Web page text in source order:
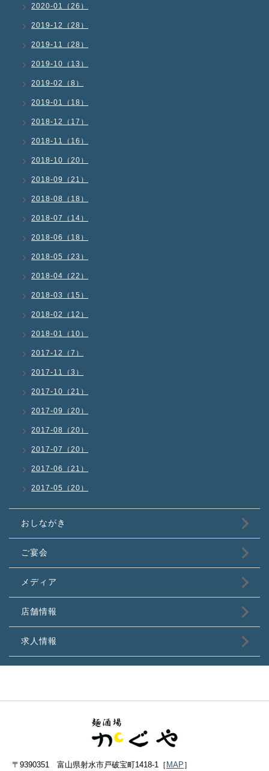
2020-01（26）
2019-12（28）
2019-11（28）
2019-10（13）
2019-02（8）
2019-01（18）
2018-12（17）
2018-11（16）
2018-10（20）
2018-09（21）
2018-08（18）
2018-07（14）
2018-06（18）
2018-05（23）
2018-04（22）
2018-03（15）
2018-02（12）
2018-01（10）
2017-12（7）
2017-11（3）
2017-10（21）
2017-09（20）
2017-08（20）
2017-07（20）
2017-06（21）
2017-05（20）
おしながき
ご宴会
メディア
店舗情報
求人情報
〒9390351 富山県射水市戸破宝町1418-1［ MAP ］